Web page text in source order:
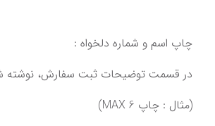
چاپ اسم و شماره دلخواه :
در قسمت توضیحات ثبت سفارش، نوشته
(مثال : چاپ MAX 6)